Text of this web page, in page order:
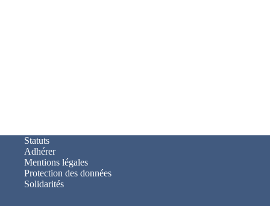
Statuts
Adhérer
Mentions légales
Protection des données
Solidarités